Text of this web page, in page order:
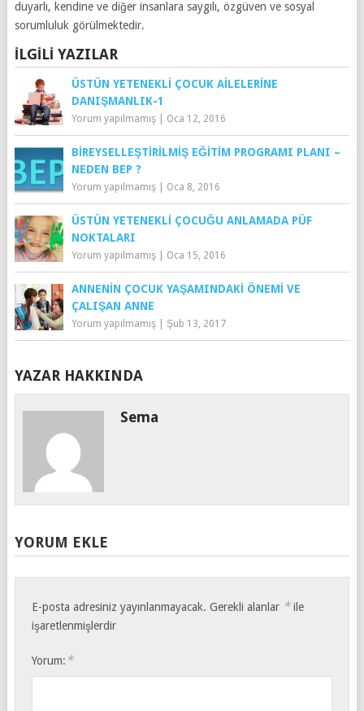
duyarlı, kendine ve diğer insanlara saygılı, özgüven ve sosyal
sorumluluk görülmektedir.
İLGILI YAZILAR
ÜSTÜN YETENEKLI ÇOCUK AILELERINE
DANIŞMANLIK-1
Yorum yapılmamış| Oca 12, 2016
BIREYSELLEŞTIRILMIŞ EĞITIM PROGRAMI PLANI –
NEDEN BEP ?
Yorum yapılmamış| Oca 8, 2016
ÜSTÜN YETENEKLI ÇOCUĞU ANLAMADA PÜF
NOKTALARI
Yorum yapılmamış| Oca 15, 2016
ANNENIN ÇOCUK YAŞAMINDAKI ÖNEMI VE
ÇALIŞAN ANNE
Yorum yapılmamış| Şub 13, 2017
YAZAR HAKKINDA
Sema
YORUM EKLE
E-posta adresiniz yayınlanmayacak. Gerekli alanlar *ile
işaretlenmişlerdir
Yorum: *